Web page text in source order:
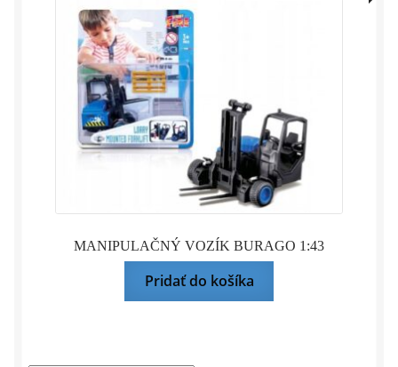
Mierka 1:43
Mierka 1:64
Mierka 1:72
Matchbox
Modely služobných vozidiel
MANIPULAČNÝ VOZÍK BURAGO 1:43
Pridať do košíka